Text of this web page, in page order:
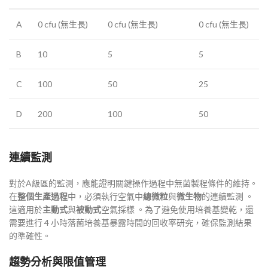
A 0 cfu (無生長) 0 cfu (無生長) 0 cfu (無生長)
B 10 5 5
C 100 50 25
D 200 100 50
連續監測
對於A級區的監測，應能證明關鍵操作過程中無菌製程條件的維持。
在整個生產過程中，必須執行空氣中總微粒與微生物的連續監測 。
這適用於主動式與被動式空氣採樣 。為了避免使用培養基變乾，還
需要進行 4 小時落菌培養基暴露時間的回收率研究，確保監測結果
的準確性。
趨勢分析與限值管理